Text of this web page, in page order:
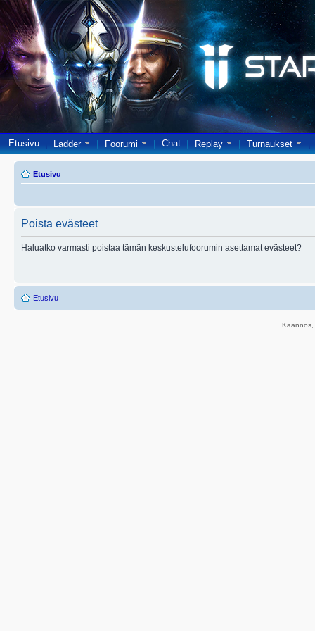
Etusivu Ladder Foorumi Chat Replay Turnaukset
Etusivu
Poista evästeet
Haluatko varmasti poistaa tämän keskustelufoorumin asettamat evästeet?
Etusivu